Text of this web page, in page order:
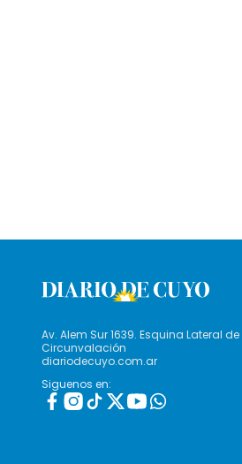
Av. Alem Sur 1639. Esquina Lateral de
Circunvalación
diariodecuyo.com.ar
Siguenos en: